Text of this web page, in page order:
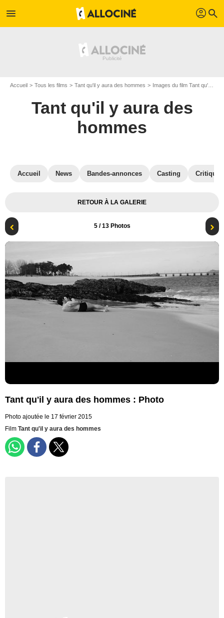
menu profil search
Accueil Tous les films Tant qu'il y aura des hommes Images du film Tant qu'il y aura des hommes
Tant qu'il y aura des
hommes
Accueil News Bandes-annonces Casting
RETOUR À LA GALERIE
5/ 13 Photos
Tant qu'il y aura des hommes : Photo
Photo ajoutée le 17 février 2015
Film Tant qu'il y aura des hommes